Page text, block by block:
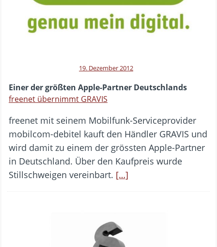
19. Dezember 2012
Einer der größten Apple-Partner Deutschlands
freenet übernimmt GRAVIS
freenet mit seinem Mobilfunk-Serviceprovider
mobilcom-debitel kauft den Händler GRAVIS und
wird damit zu einem der grössten Apple-Partner
in Deutschland. Über den Kaufpreis wurde
Stillschweigen vereinbart. […]